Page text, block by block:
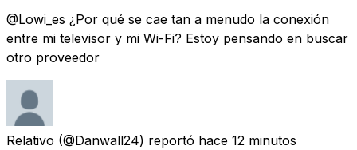
@Lowi_es ¿Por qué se cae tan a menudo la conexión
entre mi televisor y mi Wi-Fi? Estoy pensando en buscar
otro proveedor
Relativo (@Danwall24) reportó hace 12 minutos